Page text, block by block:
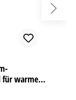
für warme